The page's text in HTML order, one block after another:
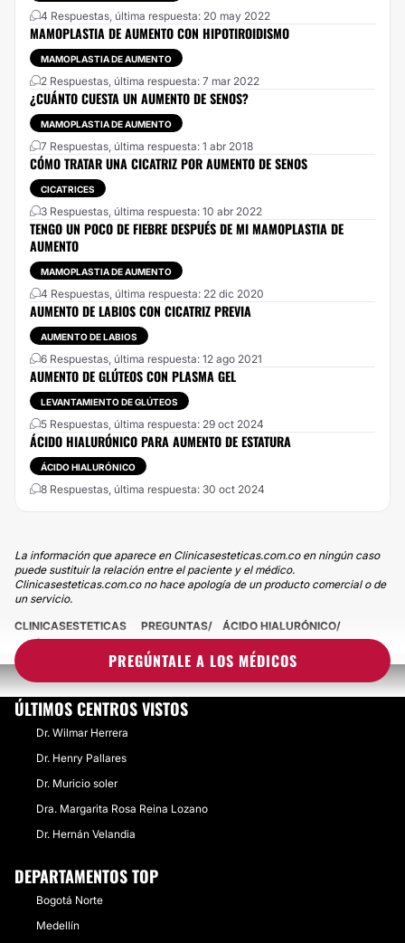
4 Respuestas, última respuesta: 20 may 2022
MAMOPLASTIA DE AUMENTO CON HIPOTIROIDISMO
MAMOPLASTIA DE AUMENTO
2 Respuestas, última respuesta: 7 mar 2022
¿CUÁNTO CUESTA UN AUMENTO DE SENOS?
MAMOPLASTIA DE AUMENTO
7 Respuestas, última respuesta: 1 abr 2018
CÓMO TRATAR UNA CICATRIZ POR AUMENTO DE SENOS
CICATRICES
3 Respuestas, última respuesta: 10 abr 2022
TENGO UN POCO DE FIEBRE DESPUÉS DE MI MAMOPLASTIA DE
AUMENTO
MAMOPLASTIA DE AUMENTO
4 Respuestas, última respuesta: 22 dic 2020
AUMENTO DE LABIOS CON CICATRIZ PREVIA
AUMENTO DE LABIOS
6 Respuestas, última respuesta: 12 ago 2021
AUMENTO DE GLÚTEOS CON PLASMA GEL
LEVANTAMIENTO DE GLÚTEOS
5 Respuestas, última respuesta: 29 oct 2024
ÁCIDO HIALURÓNICO PARA AUMENTO DE ESTATURA
ÁCIDO HIALURÓNICO
8 Respuestas, última respuesta: 30 oct 2024
La información que aparece en Clinicasesteticas.com.co en ningún caso
puede sustituir la relación entre el paciente y el médico.
Clinicasesteticas.com.co no hace apología de un producto comercial o de
un servicio.
PREGÚNTALE A LOS MÉDICOS
CLINICASESTETICAS PREGUNTAS
ÁCIDO HIALURÓNICO
¿TÉCNICAS DE AUMENTO DE ALTURA?
ÚLTIMOS CENTROS VISTOS
Dr. Wilmar Herrera
Dr. Henry Pallares
Dr. Muricio soler
Dra. Margarita Rosa Reina Lozano
Dr. Hernán Velandia
DEPARTAMENTOS TOP
Bogotá Norte
Medellín